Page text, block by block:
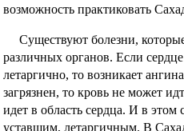
возможность практиковать
Существуют болезни,
различных органов. Если
летаргично, то возникает
загрязнен, то кровь не может
идет в область сердца. И в этом
уставшим, летаргичным. В